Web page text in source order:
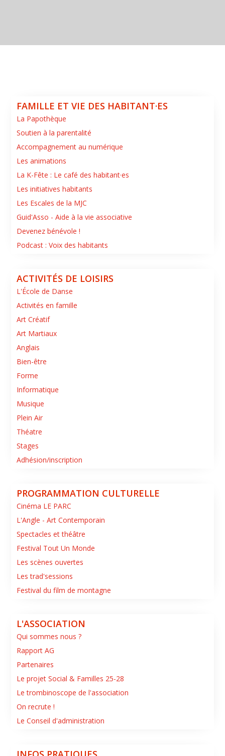
FAMILLE ET VIE DES HABITANT·ES
La Papothèque
Soutien à la parentalité
Accompagnement au numérique
Les animations
La K-Fête : Le café des habitant·es
Les initiatives habitants
Les Escales de la MJC
Guid'Asso - Aide à la vie associative
Devenez bénévole !
Podcast : Voix des habitants
ACTIVITÉS DE LOISIRS
L'École de Danse
Activités en famille
Art Créatif
Art Martiaux
Anglais
Bien-être
Forme
Informatique
Musique
Plein Air
Théatre
Stages
Adhésion/inscription
PROGRAMMATION CULTURELLE
Cinéma LE PARC
L'Angle - Art Contemporain
Spectacles et théâtre
Festival Tout Un Monde
Les scènes ouvertes
Les trad'sessions
Festival du film de montagne
L'ASSOCIATION
Qui sommes nous ?
Rapport AG
Partenaires
Le projet Social & Familles 25-28
Le trombinoscope de l'association
On recrute !
Le Conseil d'administration